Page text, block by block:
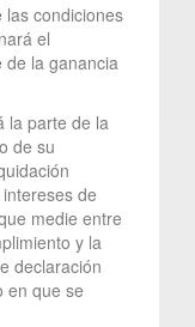
las condiciones
el
la ganancia
la parte de la
de su
de
medie entre
y la
declaración
en que se